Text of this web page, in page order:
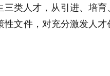
类人才，从引进、培育
性文件，对充分激发人